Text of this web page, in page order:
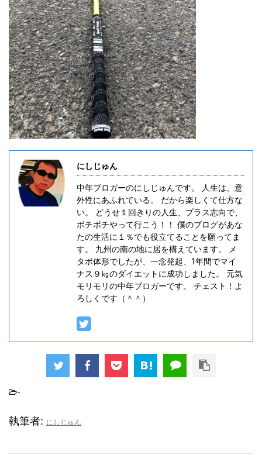
にしじゅん
中年ブロガーのにしじゅんです。 人生は、意
外性にあふれている。 だから楽しくて仕方な
い。 どうせ１回きりの人生、プラス志向で、
ボチボチやって行こう！！ 僕のブログがあな
たの生活に１％でも役立てることを願ってま
す。 九州の南の地に居を構えています。 メ
タボ体形でしたが、一念発起、1年間でマイ
ナス９㎏のダイエットに成功しました。 元気
モリモリの中年ブロガーです。 チェスト！よ
ろしくです（＾＾）
-
執筆者: にしじゅん